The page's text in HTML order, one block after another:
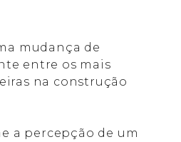
mudança de
entre os mais
na construção
a percepção de um